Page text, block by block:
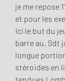
je me repose
et pour les
Ici le but du
barre au. Sdt
longue
stéroïdes en